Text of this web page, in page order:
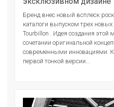
Бренд внес новый всплеск
каталоги выпуском трех новых
Tourbillon . Идея создания этой
сочетании оригинальной
современными инновациями.
первой тонкой версии...